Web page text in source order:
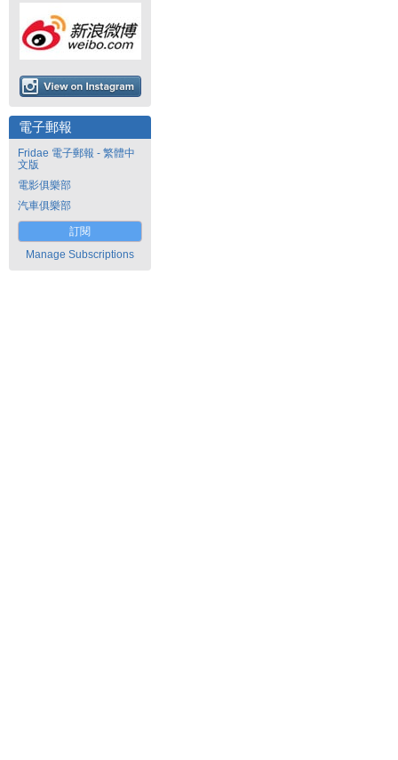
電子郵報
Fridae 電子郵報 - 繁體中
文版
電影俱樂部
汽車俱樂部
訂閱
Manage Subscriptions